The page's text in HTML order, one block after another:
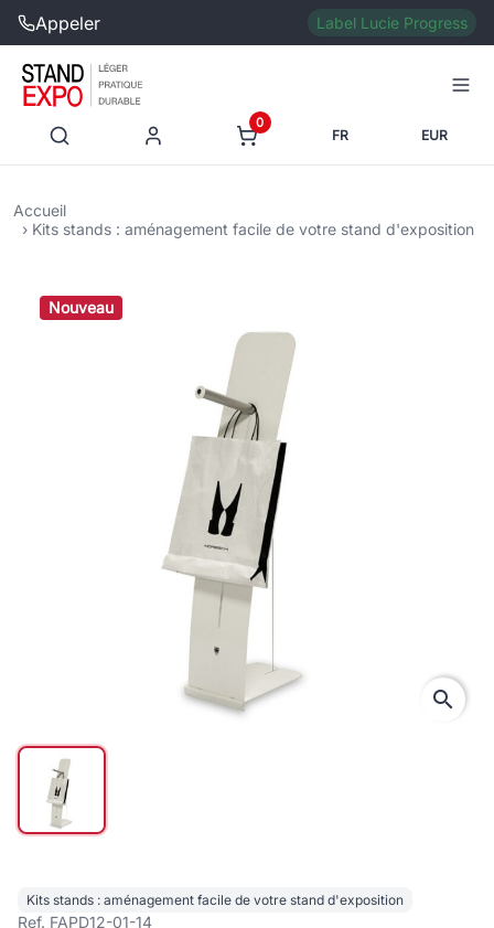
Appeler Label Lucie Progress
0
FR EUR
Accueil
Kits stands : aménagement facile de votre stand d'exposition
Nouveau
search
Kits stands : aménagement facile de votre stand d'exposition
Ref. FAPD12-01-14